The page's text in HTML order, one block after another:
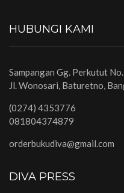
HUBUNGI KAMI
Sampangan Gg. Perkutut
Jl. Wonosari, Baturetno,
(0274) 4353776
081804374879
orderbukudiva@gmail.com
DIVA PRESS